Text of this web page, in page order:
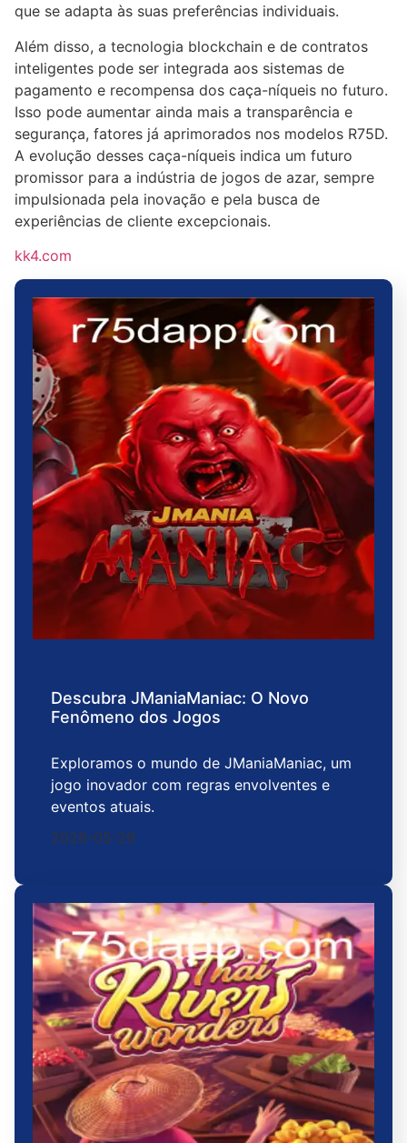
que se adapta às suas preferências individuais.
Além disso, a tecnologia blockchain e de contratos
inteligentes pode ser integrada aos sistemas de
pagamento e recompensa dos caça-níqueis no futuro.
Isso pode aumentar ainda mais a transparência e
segurança, fatores já aprimorados nos modelos R75D.
A evolução desses caça-níqueis indica um futuro
promissor para a indústria de jogos de azar, sempre
impulsionada pela inovação e pela busca de
experiências de cliente excepcionais.
kk4.com
Descubra JManiaManiac: O Novo
Fenômeno dos Jogos
Exploramos o mundo de JManiaManiac, um
jogo inovador com regras envolventes e
eventos atuais.
2026-05-29